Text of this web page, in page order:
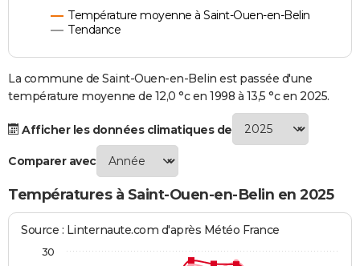
COPAINS D'AVANT
S'inscrire
Se connecter
Lycées
Collèges
Primaires
Universités
Entreprises
Service militaire
Avis de recherche
AVIS DE DÉCÈS
FORUM
Température moyenne à Saint-Ouen-en-Belin
Tendance
La commune de Saint-Ouen-en-Belin est passée d'une
température moyenne de 12,0 °c en 1998 à 13,5 °c en 2025.
Afficher les données climatiques de
Comparer avec
Températures à Saint-Ouen-en-Belin en 2025
Source : Linternaute.com d'après Météo France
30